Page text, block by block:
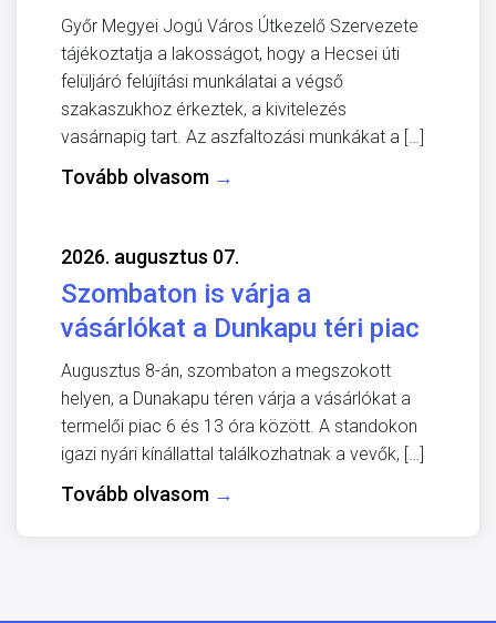
Győr Megyei Jogú Város Útkezelő Szervezete
tájékoztatja a lakosságot, hogy a Hecsei úti
felüljáró felújítási munkálatai a végső
szakaszukhoz érkeztek, a kivitelezés
vasárnapig tart. Az aszfaltozási munkákat a […]
Tovább olvasom →
2026. augusztus 07.
Szombaton is várja a
vásárlókat a Dunkapu téri piac
Augusztus 8-án, szombaton a megszokott
helyen, a Dunakapu téren várja a vásárlókat a
termelői piac 6 és 13 óra között. A standokon
igazi nyári kínállattal találkozhatnak a vevők, […]
Tovább olvasom →